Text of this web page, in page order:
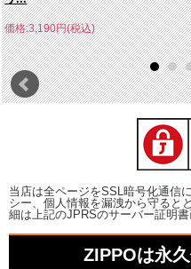
価格:3,190円(税込)
当店は全ページをSSL暗号化通信
シー、個人情報を漏洩から守ると
細は上記のJPRSのサーバー証明
ZIPPOは永